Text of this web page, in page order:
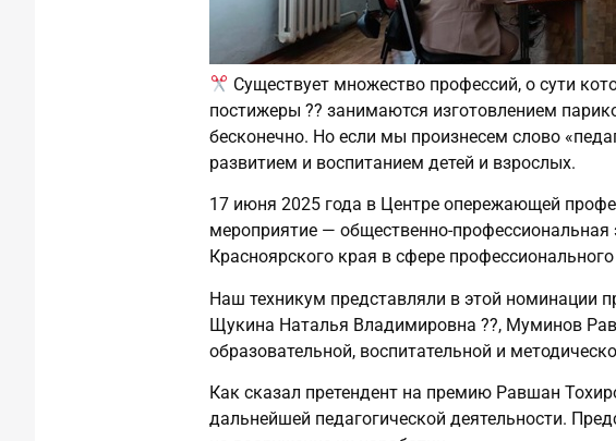
Существует множество профессий, о сути
постижеры ?‍? занимаются изготовлением
бесконечно. Но если мы произнесем слово
развитием и воспитанием детей и взрослых.
17 июня 2025 года в Центре опережающей
мероприятие — общественно-профессиональная
Красноярского края в сфере
Наш техникум представляли в этой номинации
Щукина Наталья Владимировна ?‍?, Муминов
образовательной, воспитательной и
Как сказал претендент на премию Равшан
дальнейшей педагогической деятельности.